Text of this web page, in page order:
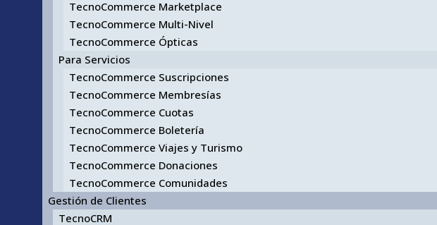
TecnoCommerce Marketplace
TecnoCommerce Multi-Nivel
TecnoCommerce Ópticas
Para Servicios
TecnoCommerce Suscripciones
TecnoCommerce Membresías
TecnoCommerce Cuotas
TecnoCommerce Boletería
TecnoCommerce Viajes y Turismo
TecnoCommerce Donaciones
TecnoCommerce Comunidades
Gestión de Clientes
TecnoCRM